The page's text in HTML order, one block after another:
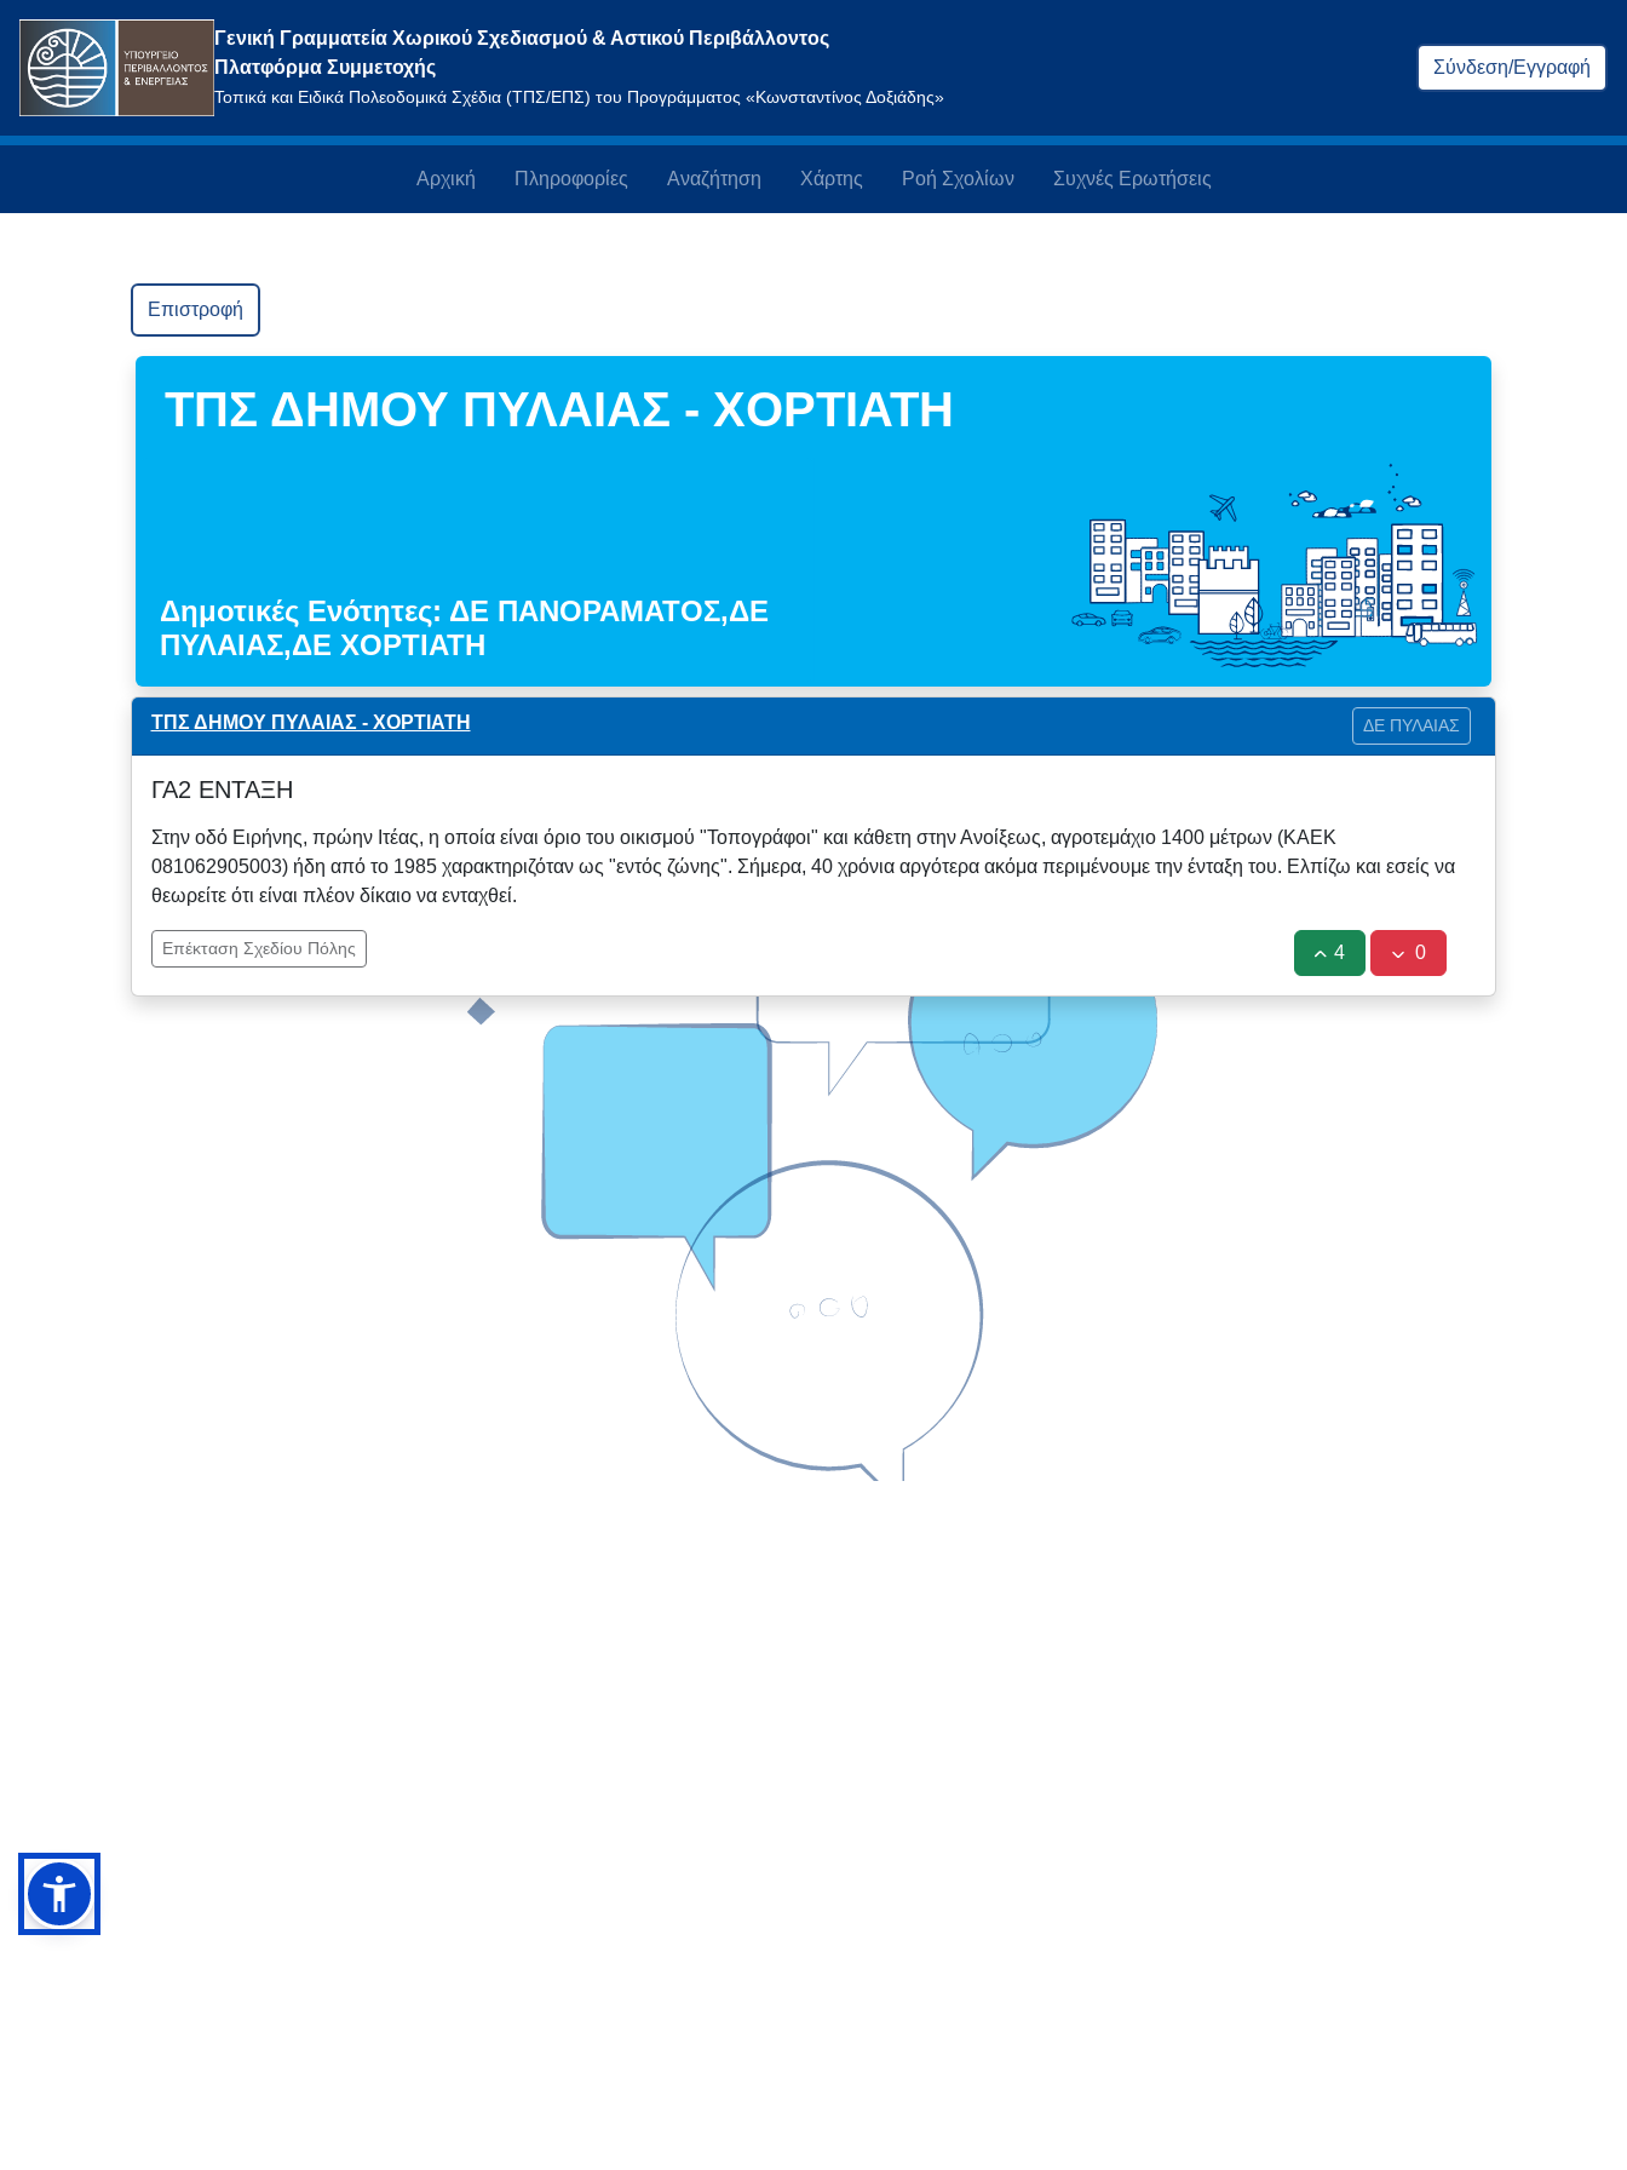
Γενική Γραμματεία Χωρικού Σχεδιασμού & Αστικού Περιβάλλοντος
Πλατφόρμα Συμμετοχής
Τοπικά και Ειδικά Πολεοδομικά Σχέδια (ΤΠΣ/ΕΠΣ) του Προγράμματος «Κωνσταντίνος Δοξιάδης»
Σύνδεση/Εγγραφή
Αρχική Πληροφορίες Αναζήτηση Χάρτης Ροή Σχολίων Συχνές Ερωτήσεις
Επιστροφή
ΤΠΣ ΔΗΜΟΥ ΠΥΛΑΙΑΣ - ΧΟΡΤΙΑΤΗ
Δημοτικές Ενότητες: ΔΕ ΠΑΝΟΡΑΜΑΤΟΣ,ΔΕ
ΠΥΛΑΙΑΣ,ΔΕ ΧΟΡΤΙΑΤΗ
ΤΠΣ ΔΗΜΟΥ ΠΥΛΑΙΑΣ - ΧΟΡΤΙΑΤΗ ΔΕ ΠΥΛΑΙΑΣ
ΓΑ2 ΕΝΤΑΞΗ
Στην οδό Ειρήνης, πρώην Ιτέας, η οποία είναι όριο του οικισμού "Τοπογράφοι" και κάθετη στην Ανοίξεως, αγροτεμάχιο 1400 μέτρων (ΚΑΕΚ
081062905003) ήδη από το 1985 χαρακτηριζόταν ως "εντός ζώνης". Σήμερα, 40 χρόνια αργότερα ακόμα περιμένουμε την ένταξη του. Ελπίζω και εσείς να
θεωρείτε ότι είναι πλέον δίκαιο να ενταχθεί.
Επέκταση Σχεδίου Πόλης 4 0